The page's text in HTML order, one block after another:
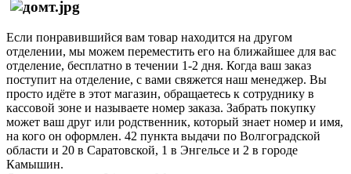
Если понравившийся вам товар находится на другом
отделении, мы можем переместить его на ближайшее для вас
отделение, бесплатно в течении 1-2 дня. Когда ваш заказ
поступит на отделение, с вами свяжется наш менеджер. Вы
просто идёте в этот магазин, обращаетесь к сотруднику в
кассовой зоне и называете номер заказа. Забрать покупку
может ваш друг или родственник, который знает номер и имя,
на кого он оформлен. 42 пункта выдачи по Волгоградской
области и 20 в Саратовской, 1 в Энгельсе и 2 в городе
Камышин.